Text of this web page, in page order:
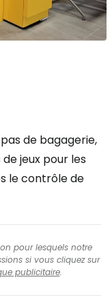
de bagagerie,
jeux pour les
le contrôle de
pour lesquels notre
si vous cliquez sur
publicitaire.